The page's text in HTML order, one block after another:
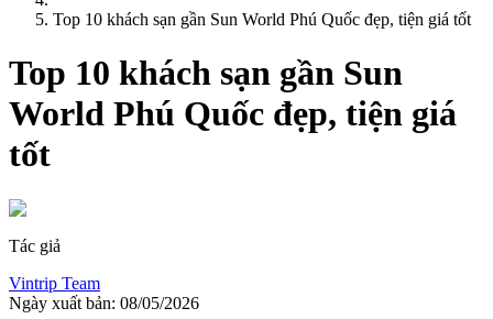
Top 10 khách sạn gần Sun World Phú Quốc đẹp, tiện giá tốt
Top 10 khách sạn gần Sun
World Phú Quốc đẹp, tiện giá
tốt
Tác giả
Vintrip Team
Ngày xuất bản: 08/05/2026